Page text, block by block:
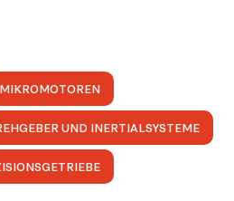
MIKROMOTOREN
UND INERTIALSYSTEME